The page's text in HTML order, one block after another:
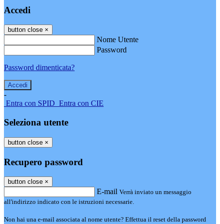
Accedi
button close ×
Nome Utente
Password
Password dimenticata?
-
Entra con SPID Entra con CIE
Seleziona utente
button close ×
Recupero password
button close ×
E-mail Verrà inviato un messaggio
all'indirizzo indicato con le istruzioni necessarie.
Non hai una e-mail associata al nome utente? Effettua il reset della password